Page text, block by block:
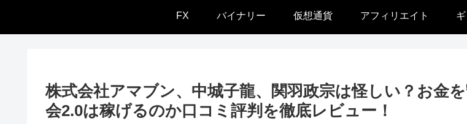
FX バイナリー 仮想通貨 アフィリエイト
株式会社アマブン、中城子龍、関羽政宗は怪しい？お金
会2.0は稼げるのか口コミ評判を徹底レビュー！